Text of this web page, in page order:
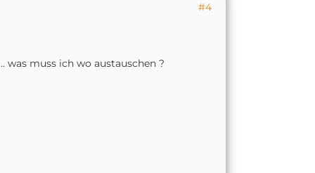
#4
was muss ich wo austauschen ?